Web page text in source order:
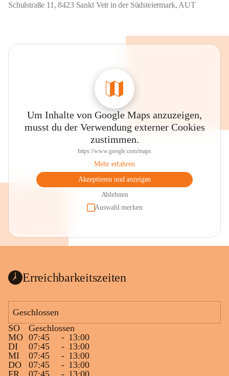
Schulstraße 11, 8423 Sankt Veit in der Südsteiermark, AUT
Um Inhalte von Google Maps anzuzeigen,
musst du der Verwendung externer Cookies
zustimmen.
https://www.google.com/maps
Mehr erfahren
Akzeptieren und anzeigen
Ablehnen
Auswahl merken
Erreichbarkeitszeiten
Geschlossen
SO
Geschlossen
MO 07:45 - 13:00
DI
07:45 - 13:00
MI
07:45 - 13:00
DO
07:45 - 13:00
FR
07:45 - 13:00